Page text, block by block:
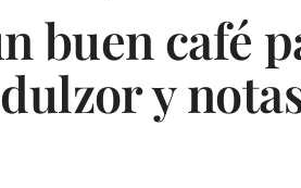
buen café
y